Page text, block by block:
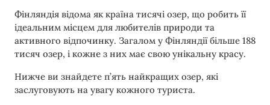
Фінляндія відома як країна тисячі озер, що робить її
ідеальним місцем для любителів природи та
активного відпочинку. Загалом у Фінляндії більше 188
тисяч озер, і кожне з них має свою унікальну красу.
Нижче ви знайдете п’ять найкращих озер, які
заслуговують на увагу кожного туриста.